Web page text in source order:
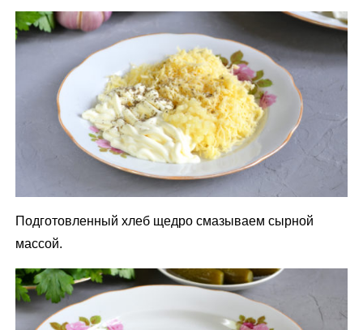
Подготовленный хлеб щедро смазываем сырной
массой.